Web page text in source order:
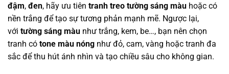
đậm, đen, hãy ưu tiên tranh treo tường sáng màu hoặc có
nền trắng để tạo sự tương phản mạnh mẽ. Ngược lại,
với tường sáng màu như trắng, kem, be…, bạn nên chọn
tranh có tone màu nóng như đỏ, cam, vàng hoặc tranh đa
sắc để thu hút ánh nhìn và tạo chiều sâu cho không gian.